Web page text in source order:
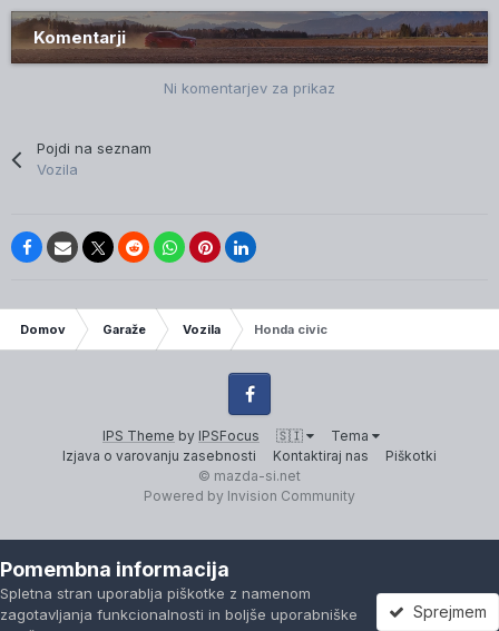
Komentarji
Ni komentarjev za prikaz
Pojdi na seznam
Vozila
IP.Board Collections by DevFuse
Domov Garaže Vozila Honda civic
IPS Theme by IPSFocus 🇸🇮
Tema
Izjava o varovanju zasebnosti
Kontaktiraj nas Piškotki
Facebook
© mazda-si.net
Powered by Invision Community
Pomembna informacija
Spletna stran uporablja piškotke z namenom
zagotavljanja funkcionalnosti in boljše uporabniške
Sprejmem